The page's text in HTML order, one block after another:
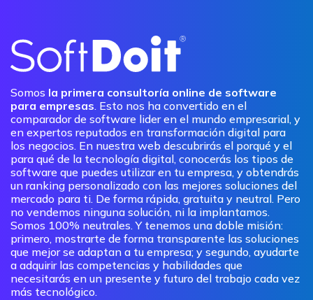
Somos la primera consultoría online de software
para empresas. Esto nos ha convertido en el
comparador de software lider en el mundo empresarial, y
en expertos reputados en transformación digital para
los negocios. En nuestra web descubrirás el porqué y el
para qué de la tecnología digital, conocerás los tipos de
software que puedes utilizar en tu empresa, y obtendrás
un ranking personalizado con las mejores soluciones del
mercado para ti. De forma rápida, gratuita y neutral. Pero
no vendemos ninguna solución, ni la implantamos.
Somos 100% neutrales. Y tenemos una doble misión:
primero, mostrarte de forma transparente las soluciones
que mejor se adaptan a tu empresa; y segundo, ayudarte
a adquirir las competencias y habilidades que
necesitarás en un presente y futuro del trabajo cada vez
más tecnológico.